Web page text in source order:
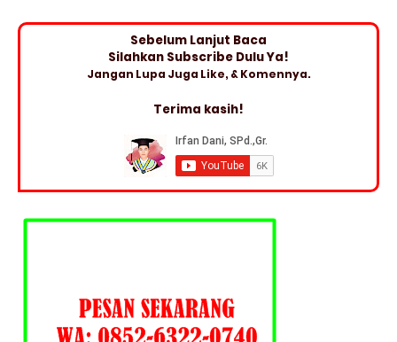
Sebelum Lanjut Baca
Silahkan Subscribe Dulu Ya!
Jangan Lupa Juga Like, & Komennya.
Terima kasih!